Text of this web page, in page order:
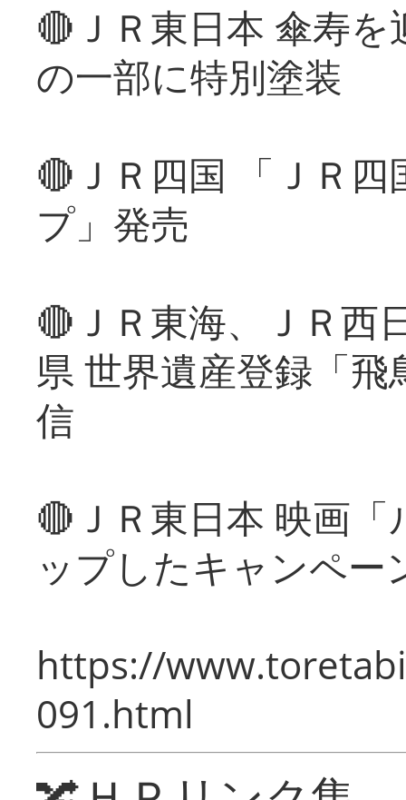
🔴ＪＲ東日本 傘寿
の一部に特別塗装
🔴ＪＲ四国 「ＪＲ
プ」発売
🔴ＪＲ東海、ＪＲ西
県 世界遺産登録「
信
🔴ＪＲ東日本 映画
ップしたキャンペー
https://
091.html